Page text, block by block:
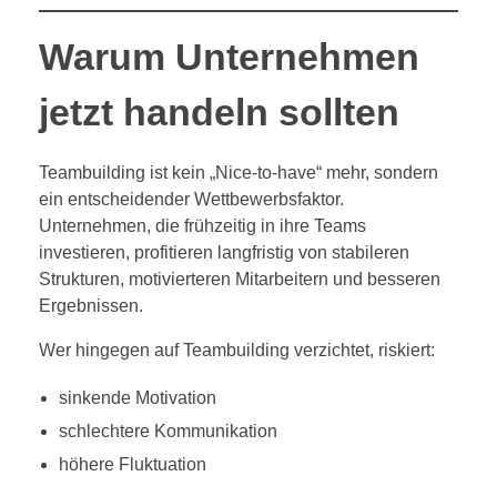
Warum Unternehmen
jetzt handeln sollten
Teambuilding ist kein „Nice-to-have“ mehr, sondern
ein entscheidender Wettbewerbsfaktor.
Unternehmen, die frühzeitig in ihre Teams
investieren, profitieren langfristig von stabileren
Strukturen, motivierteren Mitarbeitern und besseren
Ergebnissen.
Wer hingegen auf Teambuilding verzichtet, riskiert:
sinkende Motivation
schlechtere Kommunikation
höhere Fluktuation